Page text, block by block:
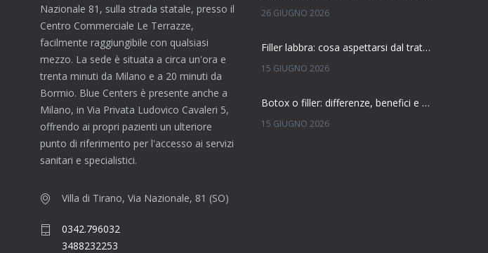
Nazionale 81, sulla strada statale, presso il
Centro Commerciale Le Terrazze,
facilmente raggiungibile con qualsiasi
mezzo. La sede è situata a circa un'ora e
trenta minuti da Milano e a 20 minuti da
Bormio. Blue Centers è presente anche a
Milano, in Via Privata Ludovico Cavaleri 5,
offrendo ai propri pazienti un ulteriore
punto di riferimento per l'accesso ai servizi
sanitari e specialistici.
Villa di Tirano, Via Nazionale, 81 (SO)
0342.796032
3488232253
26 GIUGNO 2026
Filler labbra: cosa aspettarsi dal trattamento
15 GIUGNO 2026
Botox o filler: differenze, benefici e come scegliere il trattamento più adatto
15 GIUGNO 2026